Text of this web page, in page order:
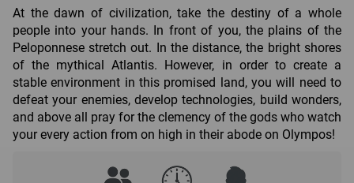
At the dawn of civilization, take the destiny of a whole
people into your hands. In front of you, the plains of the
Peloponnese stretch out. In the distance, the bright shores
of the mythical Atlantis. However, in order to create a
stable environment in this promised land, you will need to
defeat your enemies, develop technologies, build wonders,
and above all pray for the clemency of the gods who watch
your every action from on high in their abode on Olympos!